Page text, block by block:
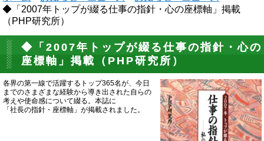
◆「2007年トップが綴る仕事の指針・心の座標軸」掲載
（PHP研究所）
◆「2007年トップが綴る仕事の指針・心の
座標軸」掲載（PHP研究所）
各界の第一線で活躍するトップ365名が、今日
までのさまざまな経験から導き出された自らの
考えや使命感について綴る。本誌に
「社長の指針・座標軸」が掲載されました。